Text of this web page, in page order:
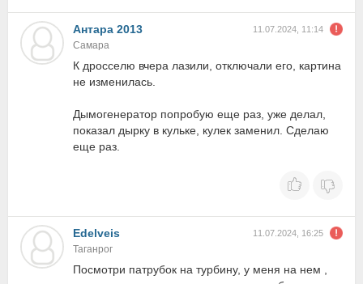
Антара 2013 11.07.2024, 11:14
Самара
К дросселю вчера лазили, отключали его, картина
не изменилась.
Дымогенератор попробую еще раз, уже делал,
показал дырку в кульке, кулек заменил. Сделаю
еще раз.
Edelveis 11.07.2024, 16:25
Таганрог
Посмотри патрубок на турбину, у меня на нем ,